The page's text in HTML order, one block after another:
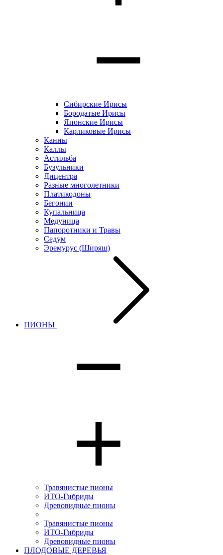
Сибирские Ирисы
Бородатые Ирисы
Японские Ирисы
Карликовые Ирисы
Канны
Каллы
Астильба
Бузульники
Дицентра
Разные многолетники
Платикодоны
Бегонии
Купальница
Медуница
Папоротники и Травы
Седум
Эремурус (Ширяш)
ПИОНЫ
Травянистые пионы
ИТО-Гибриды
Древовидные пионы
Травянистые пионы
ИТО-Гибриды
Древовидные пионы
ПЛОДОВЫЕ ДЕРЕВЬЯ